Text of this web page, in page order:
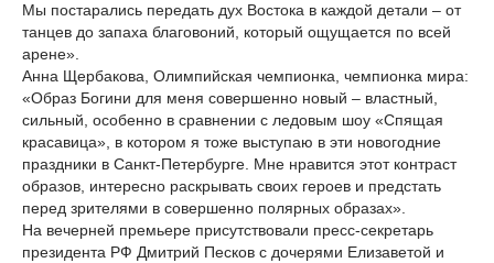
Мы постарались передать дух Востока в каждой детали – от
танцев до запаха благовоний, который ощущается по всей
арене».
Анна Щербакова, Олимпийская чемпионка, чемпионка мира:
«Образ Богини для меня совершенно новый – властный,
сильный, особенно в сравнении с ледовым шоу «Спящая
красавица», в котором я тоже выступаю в эти новогодние
праздники в Санкт-Петербурге. Мне нравится этот контраст
образов, интересно раскрывать своих героев и предстать
перед зрителями в совершенно полярных образах».
На вечерней премьере присутствовали пресс-секретарь
президента РФ Дмитрий Песков с дочерями Елизаветой и